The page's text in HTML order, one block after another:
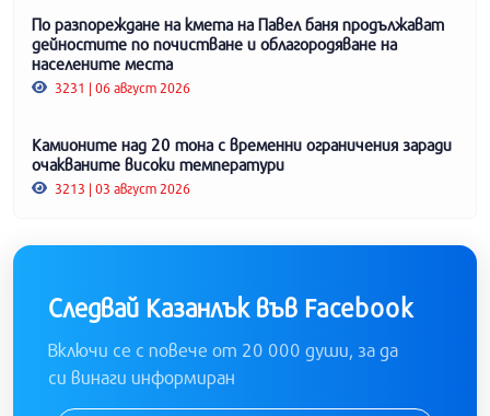
По разпореждане на кмета на Павел баня продължават
дейностите по почистване и облагородяване на
населените места
3231 | 06 август 2026
Камионите над 20 тона с временни ограничения заради
очакваните високи температури
3213 | 03 август 2026
Следвай Казанлък във Facebook
Включи се с повече от 20 000 души, за да
си винаги информиран